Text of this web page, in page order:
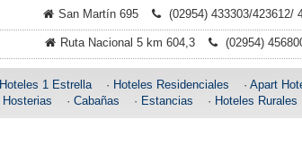
San Martín 695 (02954) 433303/423612/
Ruta Nacional 5 km 604,3 (02954)
Hoteles 1 Estrella· Hoteles Residenciales ·Apart
Hosterias ·Cabañas · Estancias · Hoteles Rurales